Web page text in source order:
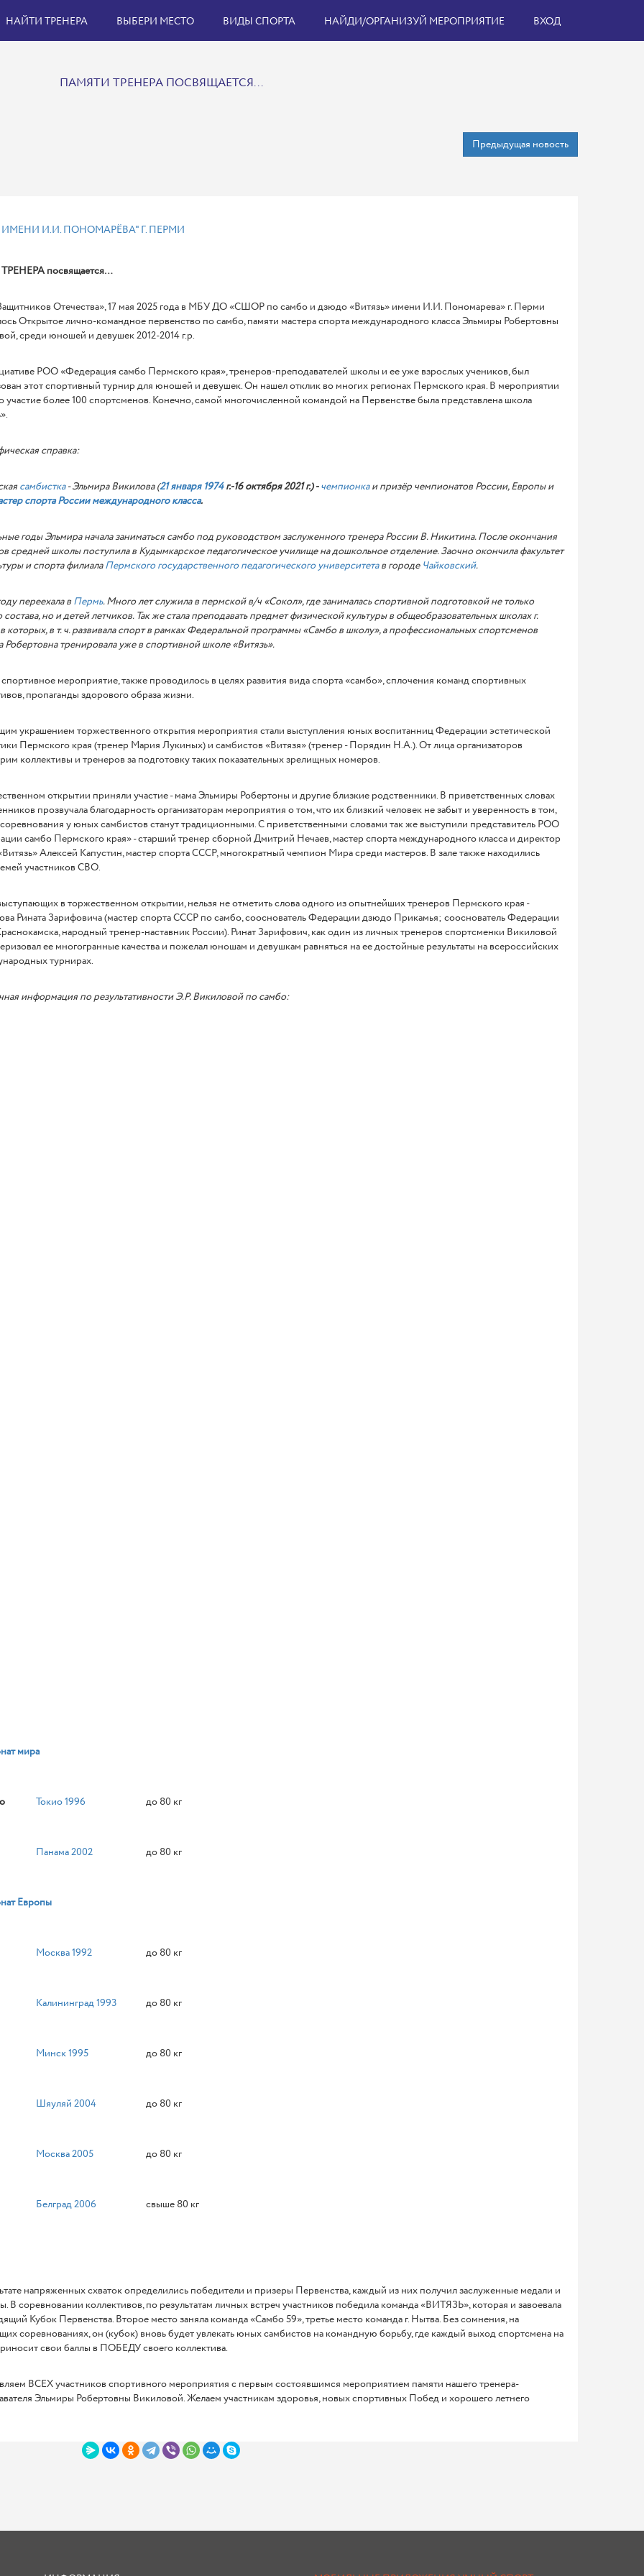
НАЙТИ ТРЕНЕРА ВЫБЕРИ МЕСТО ВИДЫ СПОРТА НАЙДИ/ОРГАНИЗУЙ МЕРОПРИЯТИЕ ВХОД
ПАМЯТИ ТРЕНЕРА ПОСВЯЩАЕТСЯ...
Предыдущая новость
И.И. ПОНОМАРЁВА" Г. ПЕРМИ
посвящается…
Отечества», 17 мая 2025 года в МБУ ДО «СШОР по самбо и дзюдо «Витязь» имени И.И. Пономарева» г. Перми
Открытое лично-командное первенство по самбо, памяти мастера спорта международного класса Эльмиры Робертовны
среди юношей и девушек 2012-2014 г.р.
РОО «Федерация самбо Пермского края», тренеров-преподавателей школы и ее уже взрослых учеников, был
этот спортивный турнир для юношей и девушек. Он нашел отклик во многих регионах Пермского края. В мероприятии
участие более 100 спортсменов. Конечно, самой многочисленной командой на Первенстве была представлена школа
справка:
самбистка-Эльмира Викилова (21 января 1974г.-16 октября 2021 г.) - чемпионка и призёр чемпионатов России, Европы и
спорта России международного класса.
годы Эльмира начала заниматься самбо под руководством заслуженного тренера России В. Никитина. После окончания
средней школы поступила в Кудымкарское педагогическое училище на дошкольное отделение. Заочно окончила факультет
и спорта филиалаПермского государственного педагогического университета в городе Чайковский.
переехала вПермь. Много лет служила в пермской в/ч «Сокол», где занималась спортивной подготовкой не только
состава, но и детей летчиков. Так же стала преподавать предмет физической культуры в общеобразовательных школах г.
которых, в т. ч. развивала спорт в рамках Федеральной программы «Самбо в школу», а профессиональных спортсменов
Робертовна тренировала уже в спортивной школе «Витязь».
мероприятие, также проводилось в целях развития вида спорта «самбо», сплочения команд спортивных
пропаганды здорового образа жизни.
украшением торжественного открытия мероприятия стали выступления юных воспитанниц Федерации эстетической
Пермского края (тренер Мария Лукиных) и самбистов «Витязя» (тренер - Порядин Н.А.). От лица организаторов
коллективы и тренеров за подготовку таких показательных зрелищных номеров.
открытии приняли участие - мама Эльмиры Робертоны и другие близкие родственники. В приветственных словах
прозвучала благодарность организаторам мероприятия о том, что их близкий человек не забыт и уверенность в том,
у юных самбистов станут традиционными. С приветственными словами так же выступили представитель РОО
самбо Пермского края» - старший тренер сборной Дмитрий Нечаев, мастер спорта международного класса и директор
Алексей Капустин, мастер спорта СССР, многократный чемпион Мира среди мастеров. В зале также находились
участников СВО.
в торжественном открытии, нельзя не отметить слова одного из опытнейших тренеров Пермского края -
Рината Зарифовича (мастер спорта СССР по самбо, сооснователь Федерации дзюдо Прикамья; сооснователь Федерации
народный тренер-наставник России). Ринат Зарифович, как один из личных тренеров спортсменки Викиловой
ее многогранные качества и пожелал юношам и девушкам равняться на ее достойные результаты на всероссийских
турнирах.
информация по результативности Э.Р. Викиловой по самбо:
мира
Токио 1996 до 80 кг
Панама 2002 до 80 кг
Европы
Москва 1992 до 80 кг
Калининград 1993 до 80 кг
Минск 1995 до 80 кг
Шяуляй 2004 до 80 кг
Москва 2005 до 80 кг
Белград 2006 свыше 80 кг
напряженных схваток определились победители и призеры Первенства, каждый из них получил заслуженные медали и
В соревновании коллективов, по результатам личных встреч участников победила команда «ВИТЯЗЬ», которая и завоевала
Кубок Первенства. Второе место заняла команда «Самбо 59», третье место команда г. Нытва. Без сомнения, на
соревнованиях, он (кубок) вновь будет увлекать юных самбистов на командную борьбу, где каждый выход спортсмена на
свои баллы в ПОБЕДУ своего коллектива.
ВСЕХ участников спортивного мероприятия с первым состоявшимся мероприятием памяти нашего тренера-
Эльмиры Робертовны Викиловой. Желаем участникам здоровья, новых спортивных Побед и хорошего летнего